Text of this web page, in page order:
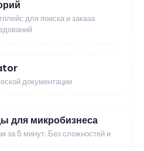
для поиска и заказа
документации
для микробизнеса
за 5 минут. Без сложностей и